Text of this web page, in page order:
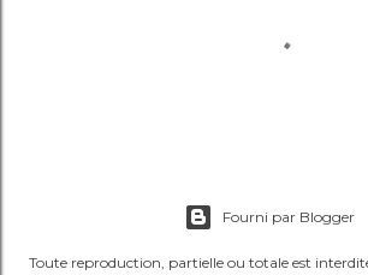
Fourni par Blogger
Toute reproduction, partielle ou totale est